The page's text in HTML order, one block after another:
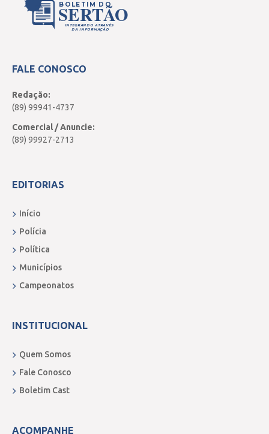
BOLETIM DO
SERTÃO
INTEGRANDO ATRAVÉS
DA INFORMAÇÃO
FALE CONOSCO
Redação:
(89) 99941-4737
Comercial / Anuncie:
(89) 99927-2713
EDITORIAS
Início
Polícia
Política
Municípios
Campeonatos
INSTITUCIONAL
Quem Somos
Fale Conosco
Boletim Cast
ACOMPANHE